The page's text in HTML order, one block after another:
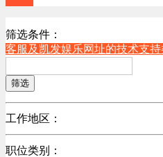
筛选条件：
客服及凯发娱乐网址的技术支持
筛选
工作地区：
不限
职位类别：